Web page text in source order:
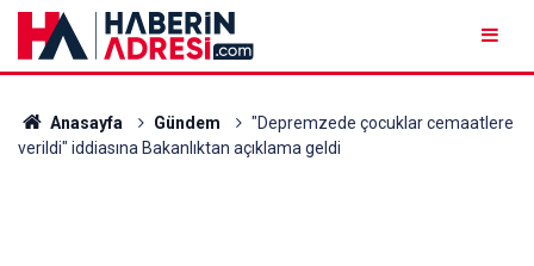
Anasayfa Gündem
"Depremzede çocuklar cemaatlere
verildi" iddiasına Bakanlıktan açıklama geldi